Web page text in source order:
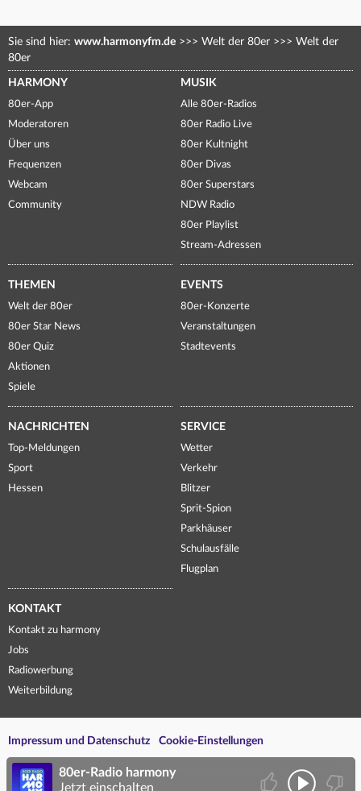
Sie sind hier: www.harmonyfm.de >>> Welt der 80er >>> Welt der
80er
HARMONY
80er-App
Moderatoren
Über uns
Frequenzen
Webcam
Community
MUSIK
Alle 80er-Radios
80er Radio Live
80er Kultnight
80er Divas
80er Superstars
NDW Radio
80er Playlist
Stream-Adressen
THEMEN
Welt der 80er
80er Star News
80er Quiz
Aktionen
Spiele
EVENTS
80er-Konzerte
Veranstaltungen
Stadtevents
NACHRICHTEN
Top-Meldungen
Sport
Hessen
SERVICE
Wetter
Verkehr
Blitzer
Sprit-Spion
Parkhäuser
Schulausfälle
Flugplan
KONTAKT
Kontakt zu harmony
Jobs
Radiowerbung
Weiterbildung
Impressum und Datenschutz Cookie-Einstellungen
80er-Radio harmony
Jetzt einschalten